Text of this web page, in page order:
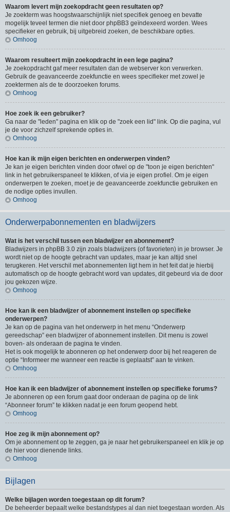
Waarom levert mijn zoekopdracht geen resultaten op?
Je zoekterm was hoogstwaarschijnlijk niet specifiek genoeg en bevatte
mogelijk teveel termen die niet door phpBB3 geïndexeerd worden. Wees
specifieker en gebruik, bij uitgebreid zoeken, de beschikbare opties.
Omhoog
Waarom resulteert mijn zoekopdracht in een lege pagina?
Je zoekopdracht gaf meer resultaten dan de webserver kon verwerken.
Gebruik de geavanceerde zoekfunctie en wees specifieker met zowel je
zoektermen als de te doorzoeken forums.
Omhoog
Hoe zoek ik een gebruiker?
Ga naar de "leden" pagina en klik op de "zoek een lid" link. Op die pagina, vul
je de voor zichzelf sprekende opties in.
Omhoog
Hoe kan ik mijn eigen berichten en onderwerpen vinden?
Je kan je eigen berichten vinden door ofwel op de "toon je eigen berichten"
link in het gebruikerspaneel te klikken, of via je eigen profiel. Om je eigen
onderwerpen te zoeken, moet je de geavanceerde zoekfunctie gebruiken en
de nodige opties invullen.
Omhoog
Onderwerpabonnementen en bladwijzers
Wat is het verschil tussen een bladwijzer en abonnement?
Bladwijzers in phpBB 3.0 zijn zoals bladwijzers (of favorieten) in je browser. Je
wordt niet op de hoogte gebracht van updates, maar je kan altijd snel
terugkeren. Het verschil met abonnementen ligt hem in het feit dat je hierbij
automatisch op de hoogte gebracht word van updates, dit gebeurd via de door
jou gekozen wijze.
Omhoog
Hoe kan ik een bladwijzer of abonnement instellen op specifieke
onderwerpen?
Je kan op de pagina van het onderwerp in het menu “Onderwerp
gereedschap” een bladwijzer of abonnement instellen. Dit menu is zowel
boven- als onderaan de pagina te vinden.
Het is ook mogelijk te abonneren op het onderwerp door bij het reageren de
optie “Informeer me wanneer een reactie is geplaatst” aan te vinken.
Omhoog
Hoe kan ik een bladwijzer of abonnement instellen op specifieke forums?
Je abonneren op een forum gaat door onderaan de pagina op de link
“Abonneer forum” te klikken nadat je een forum geopend hebt.
Omhoog
Hoe zeg ik mijn abonnement op?
Om je abonnement op te zeggen, ga je naar het gebruikerspaneel en klik je op
de hier voor dienende links.
Omhoog
Bijlagen
Welke bijlagen worden toegestaan op dit forum?
De beheerder bepaalt welke bestandstypes al dan niet toegestaan worden. Als